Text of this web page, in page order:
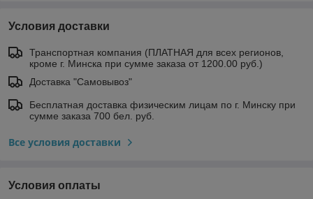
Условия доставки
Транспортная компания (ПЛАТНАЯ для всех регионов,
кроме г. Минска при сумме заказа от 1200.00 руб.)
Доставка "Самовывоз"
Бесплатная доставка физическим лицам по г. Минску при
сумме заказа 700 бел. руб.
Все условия доставки
Условия оплаты